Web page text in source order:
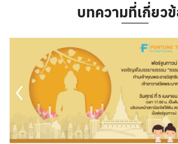
บทความที่เกี่ยว